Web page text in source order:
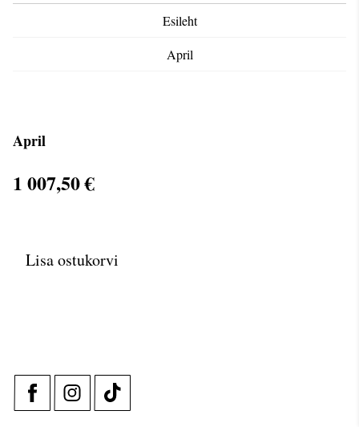
Esileht
April
April
1 007,50 €
Lisa ostukorvi